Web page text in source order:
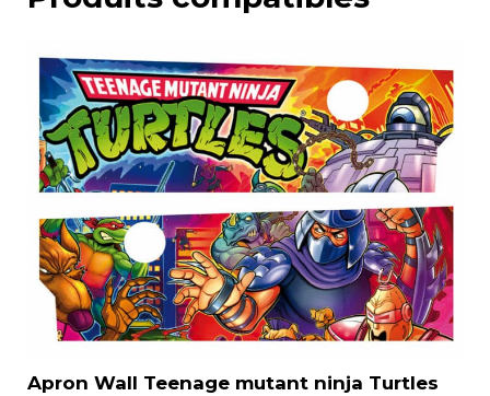
Apron Wall Teenage mutant ninja Turtles